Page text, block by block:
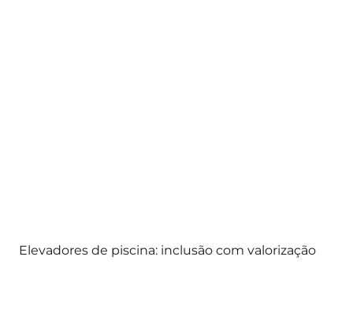
Elevadores de piscina: inclusão com valorização